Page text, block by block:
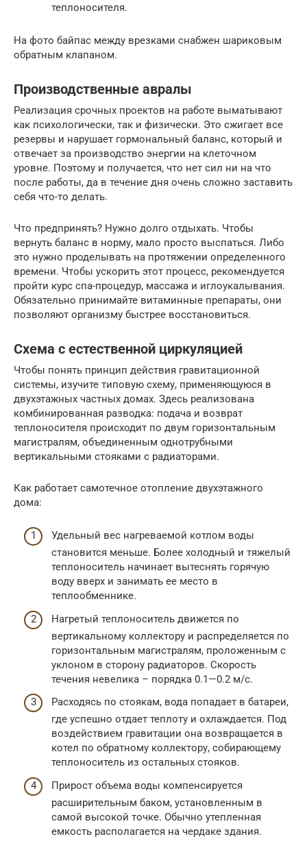
теплоносителя.
На фото байпас между врезками снабжен шариковым
обратным клапаном.
Производственные авралы
Реализация срочных проектов на работе выматывают
как психологически, так и физически. Это сжигает все
резервы и нарушает гормональный баланс, который и
отвечает за производство энергии на клеточном
уровне. Поэтому и получается, что нет сил ни на что
после работы, да в течение дня очень сложно заставить
себя что-то делать.
Что предпринять? Нужно долго отдыхать. Чтобы
вернуть баланс в норму, мало просто выспаться. Либо
это нужно проделывать на протяжении определенного
времени. Чтобы ускорить этот процесс, рекомендуется
пройти курс спа-процедур, массажа и иглоукалывания.
Обязательно принимайте витаминные препараты, они
позволяют организму быстрее восстановиться.
Схема с естественной циркуляцией
Чтобы понять принцип действия гравитационной
системы, изучите типовую схему, применяющуюся в
двухэтажных частных домах. Здесь реализована
комбинированная разводка: подача и возврат
теплоносителя происходит по двум горизонтальным
магистралям, объединенным однотрубными
вертикальными стояками с радиаторами.
Как работает самотечное отопление двухэтажного
дома:
Удельный вес нагреваемой котлом воды
становится меньше. Более холодный и тяжелый
теплоноситель начинает вытеснять горячую
воду вверх и занимать ее место в
теплообменнике.
Нагретый теплоноситель движется по
вертикальному коллектору и распределяется по
горизонтальным магистралям, проложенным с
уклоном в сторону радиаторов. Скорость
течения невелика – порядка 0.1—0.2 м/с.
Расходясь по стоякам, вода попадает в батареи,
где успешно отдает теплоту и охлаждается. Под
воздействием гравитации она возвращается в
котел по обратному коллектору, собирающему
теплоноситель из остальных стояков.
Прирост объема воды компенсируется
расширительным баком, установленным в
самой высокой точке. Обычно утепленная
емкость располагается на чердаке здания.